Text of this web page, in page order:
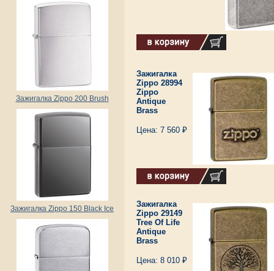
Зажигалка Zippo 200 Brush
Зажигалка Zippo 150 Black Ice
Зажигалка
Zippo 28994
Zippo
Antique
Brass
Цена: 7 560 ₽
Зажигалка
Zippo 29149
Tree Of Life
Antique
Brass
Цена: 8 010 ₽